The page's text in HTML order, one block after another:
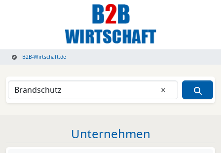
B2B-Wirtschaft.de
Eingabe
Unternehmen